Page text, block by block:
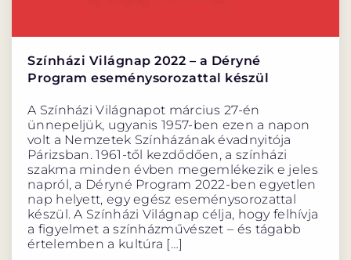
Színházi Világnap 2022 – a Déryné
Program eseménysorozattal készül
A Színházi Világnapot március 27-én
ünnepeljük, ugyanis 1957-ben ezen a napon
volt a Nemzetek Színházának évadnyitója
Párizsban. 1961-től kezdődően, a színházi
szakma minden évben megemlékezik e jeles
napról, a Déryné Program 2022-ben egyetlen
nap helyett, egy egész eseménysorozattal
készül. A Színházi Világnap célja, hogy felhívja
a figyelmet a színházművészet – és tágabb
értelemben a kultúra […]